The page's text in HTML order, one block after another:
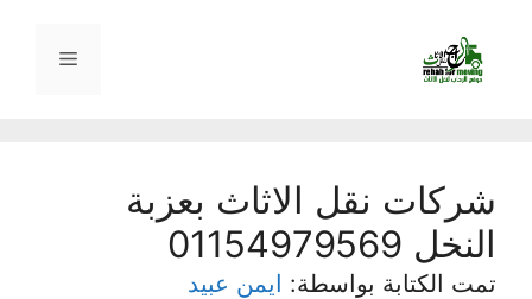
المحتوى
القائمة
شركات نقل الاثاث بعزبة
النخل 01154979569
تمت الكتابة بواسطة: ايمن عبيد